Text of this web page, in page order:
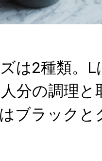
は2種類。
分の調理
ブラックと